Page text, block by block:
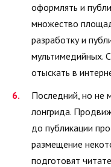
оформлять и
множество
разработку и
мультимедийных.
отыскать в
Последний, но не
лонгрида.
до публикации
размещение
подготовят